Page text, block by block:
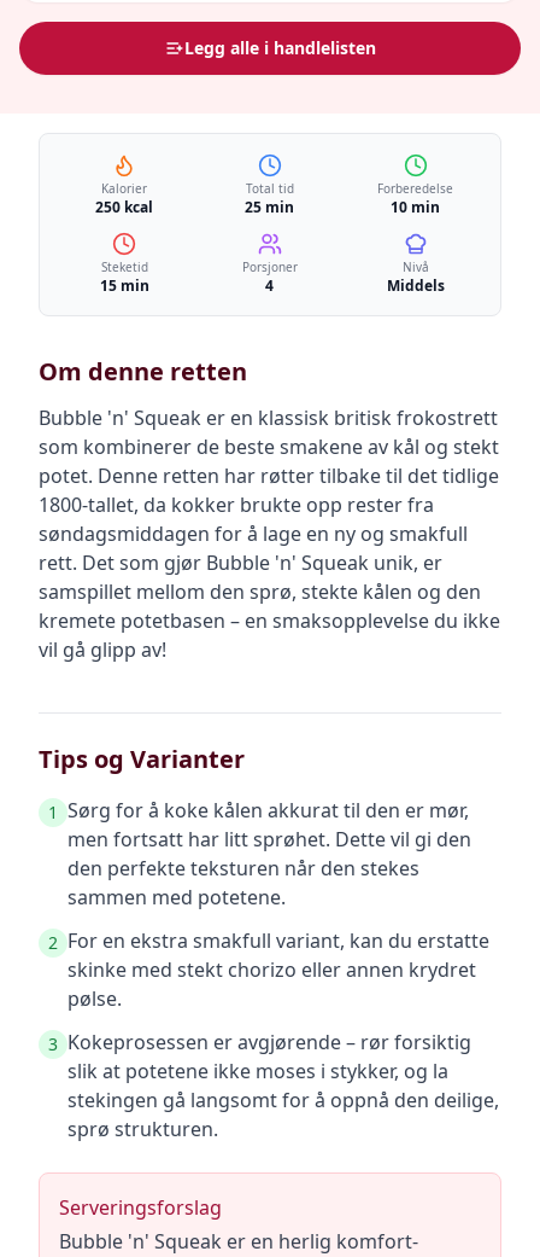
Legg alle i handlelisten
Kalorier
250 kcal
Total tid
25 min
Forberedelse
10 min
Steketid
15 min
Porsjoner
4
Nivå
Middels
Om denne retten
Bubble 'n' Squeak er en klassisk britisk frokostrett
som kombinerer de beste smakene av kål og stekt
potet. Denne retten har røtter tilbake til det tidlige
1800-tallet, da kokker brukte opp rester fra
søndagsmiddagen for å lage en ny og smakfull
rett. Det som gjør Bubble 'n' Squeak unik, er
samspillet mellom den sprø, stekte kålen og den
kremete potetbasen – en smaksopplevelse du ikke
vil gå glipp av!
Tips og Varianter
1 Sørg for å koke kålen akkurat til den er mør,
men fortsatt har litt sprøhet. Dette vil gi den
den perfekte teksturen når den stekes
sammen med potetene.
2 For en ekstra smakfull variant, kan du erstatte
skinke med stekt chorizo eller annen krydret
pølse.
3 Kokeprosessen er avgjørende – rør forsiktig
slik at potetene ikke moses i stykker, og la
stekingen gå langsomt for å oppnå den deilige,
sprø strukturen.
Serveringsforslag
Bubble 'n' Squeak er en herlig komfort-